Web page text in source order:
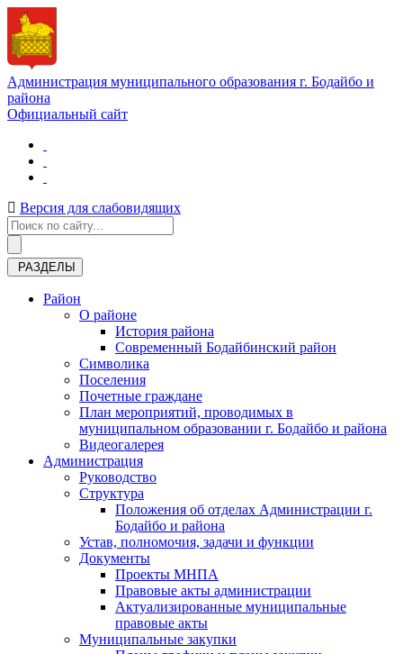
Администрация муниципального образования г. Бодайбо и
района
Официальный сайт
Версия для слабовидящих
РАЗДЕЛЫ
Район
О районе
История района
Современный Бодайбинский район
Символика
Поселения
Почетные граждане
План мероприятий, проводимых в
муниципальном образовании г. Бодайбо и района
Видеогалерея
Администрация
Руководство
Структура
Положения об отделах Администрации г.
Бодайбо и района
Устав, полномочия, задачи и функции
Документы
Проекты МНПА
Правовые акты администрации
Актуализированные муниципальные
правовые акты
Муниципальные закупки